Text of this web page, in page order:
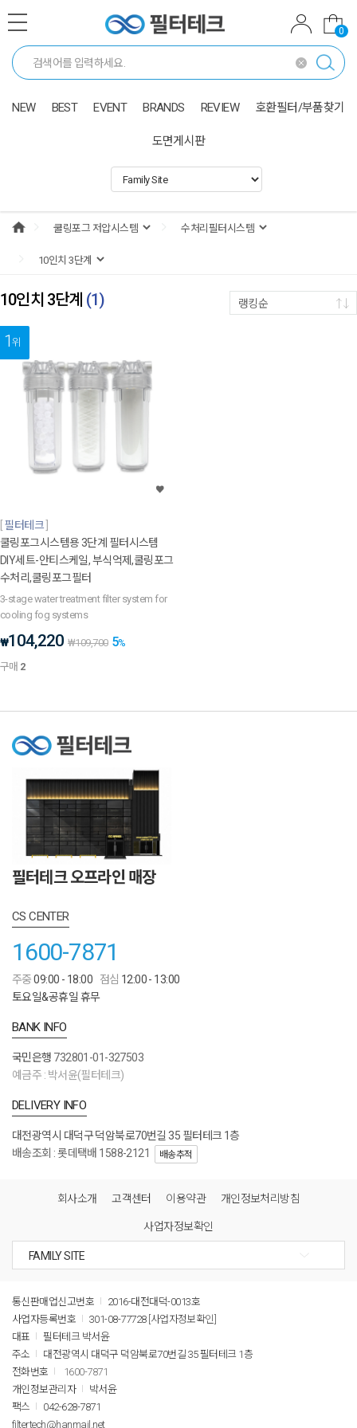
0
NEW BEST EVENT BRANDS REVIEW 호환필터/부품찾기
도면게시판
10인치 3단계 (1) 랭킹순
1위
필터테크
쿨링포그시스템용 3단계 필터시스템
DIY세트-안티스케일, 부식억제,쿨링포그
수처리,쿨링포그필터
3-stage water treatment filter system for
cooling fog systems
₩104,220 ₩109,700 5%
구매 2
필터테크 오프라인 매장
CS CENTER
1600-7871
주중09:00 - 18:00 점심 12:00 - 13:00
토요일&공휴일 휴무
BANK INFO
국민은행 732801-01-327503
예금주 : 박서윤(필터테크)
DELIVERY INFO
대전광역시 대덕구 덕암북로70번길 35 필터테크 1층
배송조회 : 롯데택배 1588-2121
배송추적
회사소개 고객센터 이용약관 개인정보처리방침
사업자정보확인
통신판매업신고번호
2016-대전대덕-0013호
사업자등록번호
301-08-77728 [사업자정보확인]
대표
필터테크 박서윤
주소
대전광역시 대덕구 덕암북로70번길 35 필터테크 1층
전화번호
1600-7871
개인정보관리자
박서윤
팩스
042-628-7871
filtertech@hanmail.net